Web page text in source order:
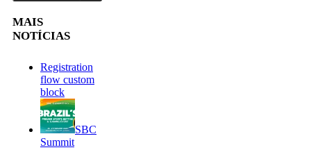
MAIS
NOTÍCIAS
Registration
flow custom
block
SBC
Summit